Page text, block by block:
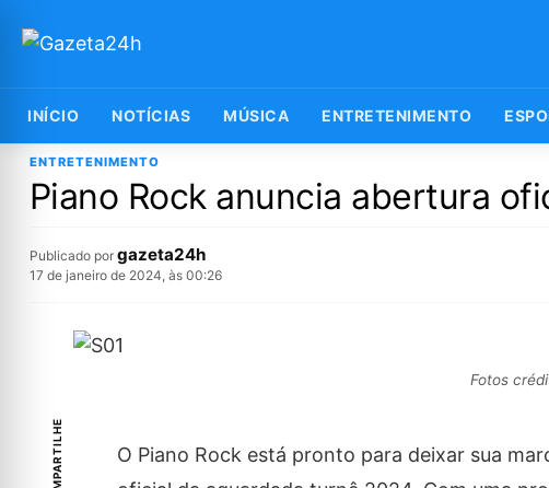
INÍCIO NOTÍCIAS MÚSICA ENTRETENIMENTO
ENTRETENIMENTO
Piano Rock anuncia abertura
Publicado por gazeta24h
17 de janeiro de 2024, às 00:26
Fotos
COMPARTILHE
O Piano Rock está pronto para deixar sua